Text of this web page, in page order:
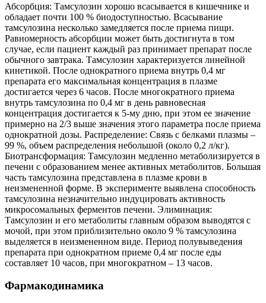
Абсорбция: Тамсулозин хорошо всасывается в кишечнике и
обладает почти 100 % биодоступностью. Всасывание
тамсулозина несколько замедляется после приема пищи.
Равномерность абсорбции может быть достигнута в том
случае, если пациент каждый раз принимает препарат после
обычного завтрака. Тамсулозин характеризуется линейной
кинетикой. После однократного приема внутрь 0,4 мг
препарата его максимальная концентрация в плазме
достигается через 6 часов. После многократного приема
внутрь тамсулозина по 0,4 мг в день равновесная
концентрация достигается к 5-му дню, при этом ее значение
примерно на 2/3 выше значения этого параметра после приема
однократной дозы. Распределение: Связь с белками плазмы –
99 %, объем распределения небольшой (около 0,2 л/кг).
Биотрансформация: Тамсулозин медленно метаболизируется в
печени с образованием менее активных метаболитов. Большая
часть тамсулозина представлена в плазме крови в
неизмененной форме. В эксперименте выявлена способность
тамсулозина незначительно индуцировать активность
микросомальных ферментов печени. Элиминация:
Тамсулозин и его метаболиты главным образом выводятся с
мочой, при этом приблизительно около 9 % тамсулозина
выделяется в неизмененном виде. Период полувыведения
препарата при однократном приеме 0,4 мг после еды
составляет 10 часов, при многократном – 13 часов.
Фармакодинамика